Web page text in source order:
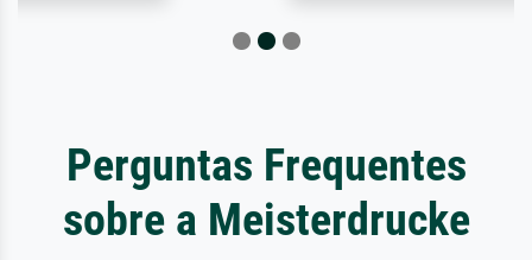
Perguntas Frequentes
sobre a Meisterdrucke